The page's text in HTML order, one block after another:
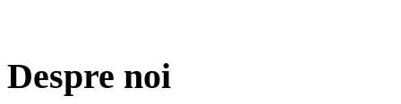
Despre noi